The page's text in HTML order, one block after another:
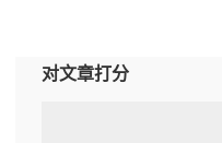
对文章打分